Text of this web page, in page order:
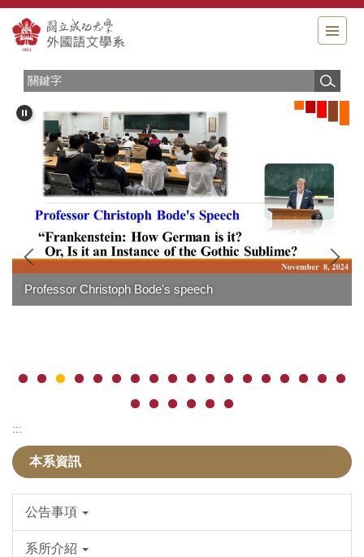
跳
到
主
區
Professor Christoph Bode's speech
:::
本系資訊
公告事項
系所介紹